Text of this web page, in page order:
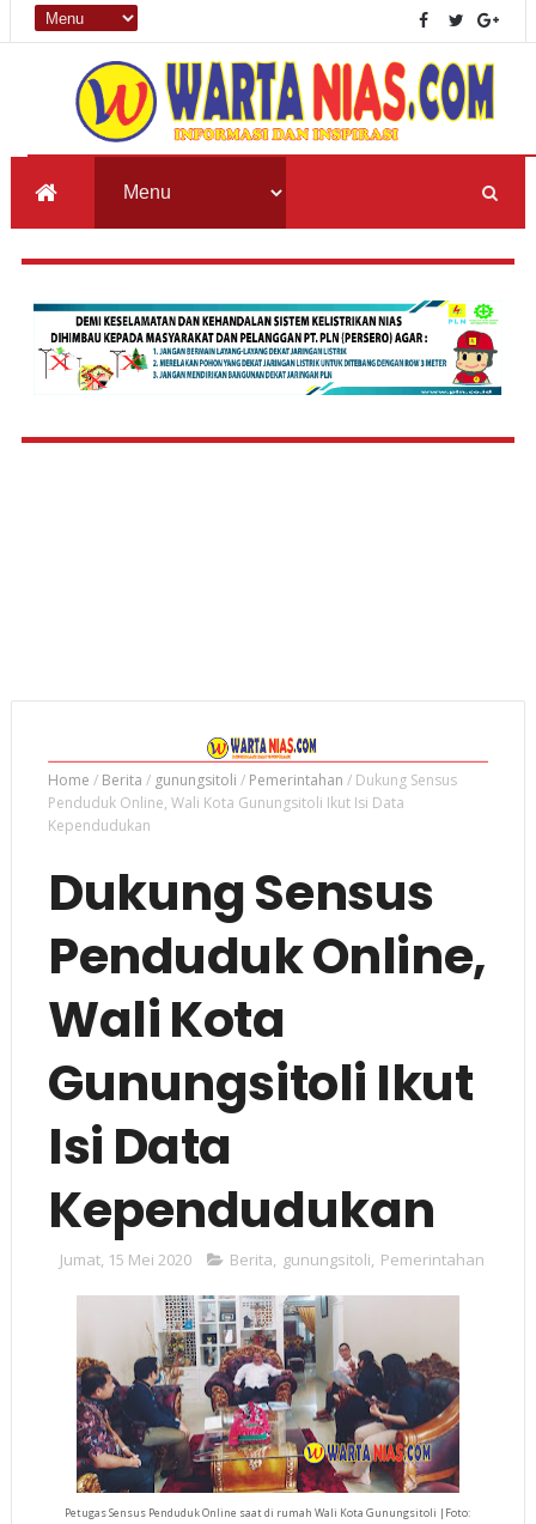
Home / Berita / gunungsitoli / Pemerintahan / Dukung Sensus
Penduduk Online, Wali Kota Gunungsitoli Ikut Isi Data
Kependudukan
Dukung Sensus
Penduduk Online,
Wali Kota
Gunungsitoli Ikut
Isi Data
Kependudukan
Jumat, 15 Mei 2020 Berita, gunungsitoli, Pemerintahan
Petugas Sensus Penduduk Online saat di rumah Wali Kota Gunungsitoli |Foto: